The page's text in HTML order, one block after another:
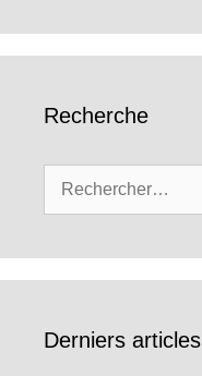
Recherche
Derniers articles